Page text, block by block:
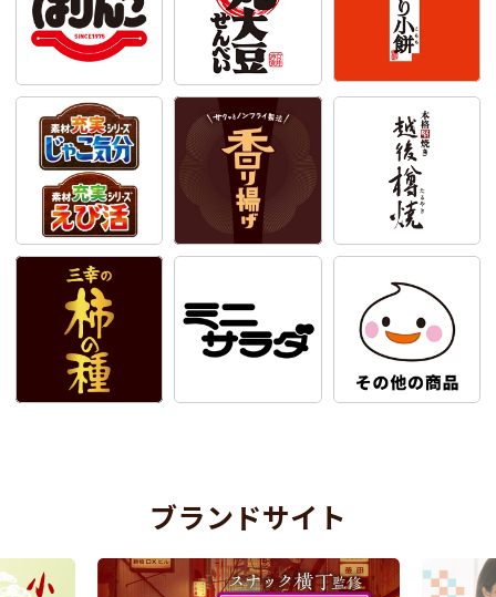
ブランドサイト